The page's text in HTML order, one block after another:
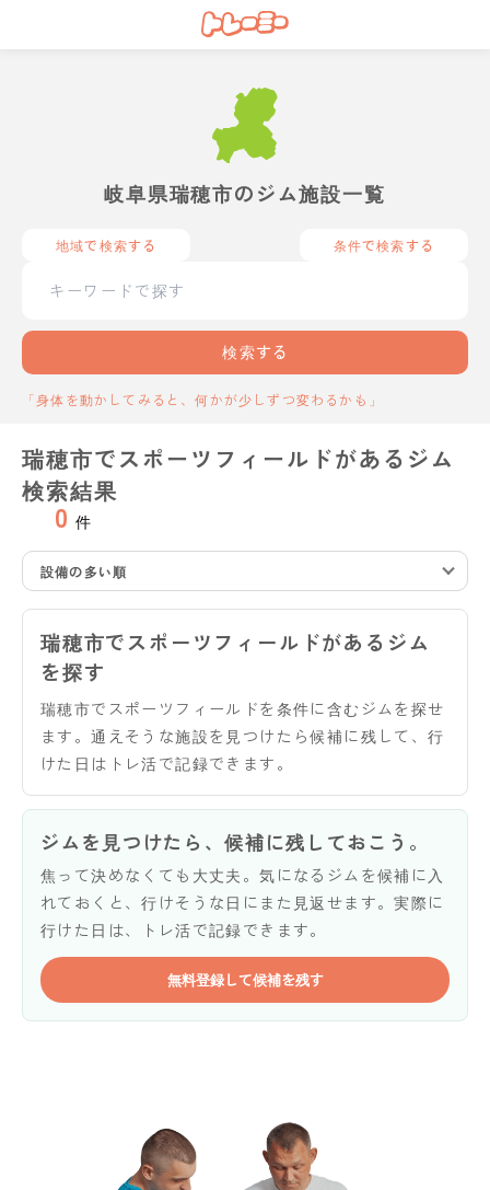
岐阜県瑞穂市のジム施設一覧
地域で検索する 条件で検索する
検索する
「身体を動かしてみると、何かが少しずつ変わるかも」
瑞穂市でスポーツフィールドがあるジム
検索結果
0 件
設備の多い順
瑞穂市でスポーツフィールドがあるジム
を探す
瑞穂市でスポーツフィールドを条件に含むジムを探せ
ます。通えそうな施設を見つけたら候補に残して、行
けた日はトレ活で記録できます。
ジムを見つけたら、候補に残しておこう。
焦って決めなくても大丈夫。気になるジムを候補に入
れておくと、行けそうな日にまた見返せます。実際に
行けた日は、トレ活で記録できます。
無料登録して候補を残す